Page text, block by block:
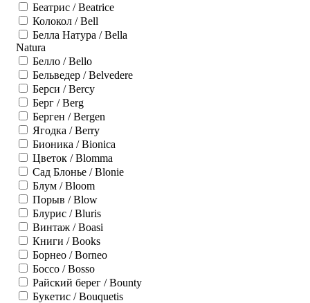
Беатрис / Beatrice
Колокол / Bell
Белла Натура / Bella
Natura
Белло / Bello
Бельведер / Belvedere
Берси / Bercy
Берг / Berg
Берген / Bergen
Ягодка / Berry
Бионика / Bionica
Цветок / Blomma
Сад Блонье / Blonie
Блум / Bloom
Порыв / Blow
Блурис / Bluris
Винтаж / Boasi
Книги / Books
Борнео / Borneo
Боссо / Bosso
Райский берег / Bounty
Букетис / Bouquetis